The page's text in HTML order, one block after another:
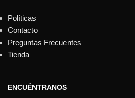
Políticas
Contacto
Preguntas Frecuentes
Tienda
ENCUÉNTRANOS